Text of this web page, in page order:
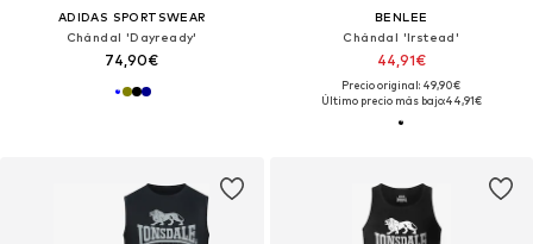
ADIDAS SPORTSWEAR
Chándal 'Dayready'
74,90€
BENLEE
Chándal 'Irstead'
44,91€
Precio original: 49,90€
Último precio más bajo:44,91€